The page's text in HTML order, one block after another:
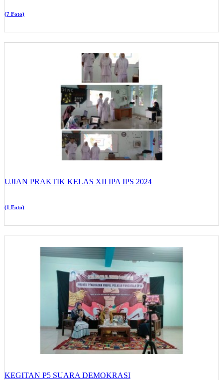
(7 Foto)
UJIAN PRAKTIK KELAS XII IPA IPS 2024
(1 Foto)
KEGITAN P5 SUARA DEMOKRASI